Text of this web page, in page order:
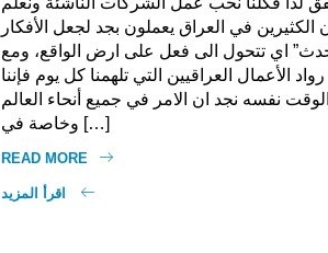
الكثيرين في العراق يعملون بجد لجعل الأفكار
اي تتحول الى فعل على ارض الواقع، ومع
الأعمال العراقيين التي تلهمنا كل يوم فإننا
نفسه نجد ان الامر في جميع أنحاء العالم
وخاصة في […]
READ MORE